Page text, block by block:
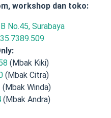
workshop dan toko:
No.45, Surabaya
(Mbak Kiki)
(Mbak Citra)
(Mbak Winda)
(Mbak Andra)